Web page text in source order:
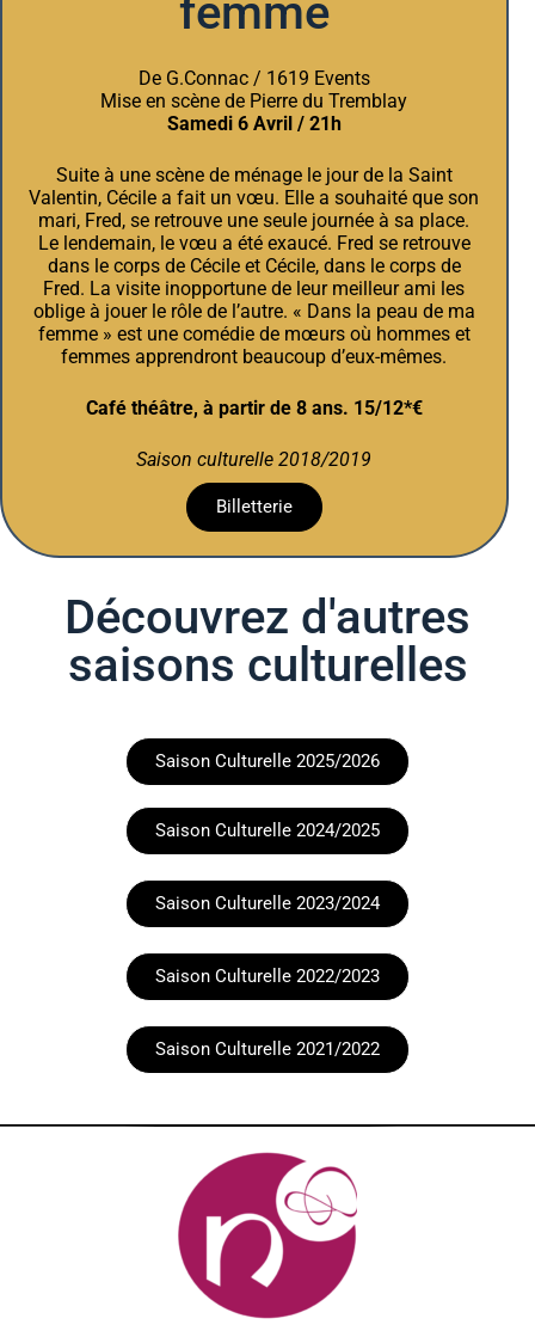
femme
De G.Connac / 1619 Events
Mise en scène de Pierre du Tremblay
Samedi 6 Avril / 21h
Suite à une scène de ménage le jour de la Saint
Valentin, Cécile a fait un vœu. Elle a souhaité que son
mari, Fred, se retrouve une seule journée à sa place.
Le lendemain, le vœu a été exaucé. Fred se retrouve
dans le corps de Cécile et Cécile, dans le corps de
Fred. La visite inopportune de leur meilleur ami les
oblige à jouer le rôle de l’autre. « Dans la peau de ma
femme » est une comédie de mœurs où hommes et
femmes apprendront beaucoup d’eux-mêmes.
Café théâtre, à partir de 8 ans. 15/12*€
Saison culturelle 2018/2019
Billetterie
Découvrez d'autres
saisons culturelles
Saison Culturelle 2025/2026
Saison Culturelle 2024/2025
Saison Culturelle 2023/2024
Saison Culturelle 2022/2023
Saison Culturelle 2021/2022